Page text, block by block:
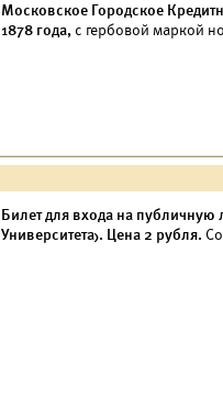
Московское Городское
1878 года, с гербовой маркой
Билет для входа на публичную
Университета). Цена 2 рубля.